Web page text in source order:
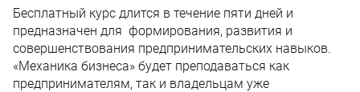
Бесплатный курс длится в течение пяти дней и
предназначен для формирования, развития и
совершенствования предпринимательских навыков.
«Механика бизнеса» будет преподаваться как
предпринимателям, так и владельцам уже